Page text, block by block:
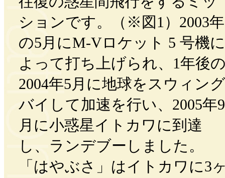
ションです。（※図1）2003年
の5月にM-Vロケット 5 号機に
よって打ち上げられ、1年後
2004年5月に地球をスウィング
バイして加速を行い、2005年9
月に小惑星イトカワに到達
し、ランデブーしました。
「はやぶさ」はイトカワに3